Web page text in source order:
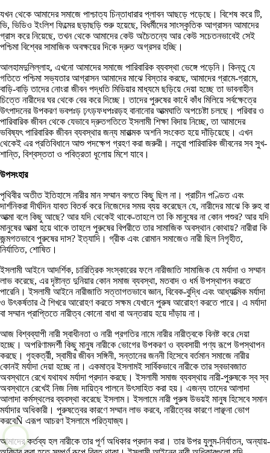
যখন থেকে আমাদের সমাজে পাশ্চাত্য চিন্তাধারার প্লাবন আছড়ে পড়েছে। বিশেষ করে টি,
ভি, ভিডিও ইংলিশ ফিল্মের ছড়াছড়ি শুরু হয়েছে, বিধর্মীদের সাংস্কৃতিক আগ্রাসন আমাদের
গ্রাস করে নিয়েছে, তখন থেকে আমাদের কেউ অচৈতন্যে আর কেউ সচেতনভাবেই সেই
পশ্চিমা বিশ্বের সামাজিক অবক্ষয়ের দিকে দ্রুত অগ্রসর হচ্ছি।
আলহামদুলিল্লাহ, এখনো আমাদের সমাজে পারিবারিক ব্যবস্থা ভেঙ্গে পড়েনি। কিন্তু যে
গতিতে পশ্চিমা সভ্যতার আগ্রাসন আমাদের মাঝে বিস্তার করছে, আমাদের গ্রামে-গ্রামে,
বাড়ি-বাড়ি তাদের নোংরা জীবন পদ্ধতি মিডিয়ার মাধ্যমে ছড়িয়ে দেয়া হচ্ছে তা ভাবনাহীন
চিত্তে নারীদের ঘর থেকে বের করে দিচ্ছে। তাদের পুরুষের কাধেঁ কাঁধ মিলিয়ে সর্বক্ষেত্রে
উৎপাদনের উপকরণ ভবপঃড় ঢ়ৎড়ফধপঃরড়হ বানানোর আত্মঘাতি অপচেষ্টা চলছে। পরিবার ও
পারিবারিক জীবন থেকে যেভাবে দ্রুতগতিতে ইসলামী শিক্ষা বিদায় নিচ্ছে, তা আমাদের
ভবিষ্যৎ পারিবারিক জীবন ব্যবস্থার জন্য মারাত্মক অশনি সংকেত হয়ে দাঁড়িয়েছে। এখন
থেকেই এর প্রতিবিধানে আশু পদক্ষেপ গ্রহণ করা জরুরী। নতুবা পারিবারিক জীবনের সব সুখ-
শান্তি, বিশ্বস্ততা ও পবিত্রতা ধূলোয় মিশে যাবে।
উপসংহার
পৃথিবীর অতীত ইতিহাসে নারীর মান সম্মান বলতে কিছু ছিল না। প্রাচীন পণ্ডিত এবং
দার্শনিকরা দীর্ঘদিন যাবত বিতর্ক করে নিজেদের সময় ব্যয় করেছেন যে, নারীদের মাঝে কি রুহ বা
আত্মা বলে কিছু আছে? আর যদি থেকেই থাকে-তাহলে তা কি মানুষের না কোন পশুর? আর যদি
মানুষের আত্মা হয়ে থাকে তাহলে পুরুষের বিপরীতে তার সামাজিক অবস্থান কোথায়? নারীরা কি
জন্মগতভাবে পুরুষের দাস? ইত্যাদি। গ্রীক এবং রোমান সমাজেও নারী ছিল নিগৃহীত,
নির্যাতিত, শোষিত।
ইসলামী আইনে আদর্শিক, চারিত্রিক সংস্কারের ফলে নারীজাতি সামাজিক যে মর্যাদা ও সম্মান
লাভ করেছে, এর দৃষ্টান্ত দুনিয়ার কোন সমাজ ব্যবস্থা, মতবাদ ও ধর্ম উপস্থাপন করতে
পারেনি। ইসলামী আইনে নারীজাতি সত্তাগতভাবে জ্ঞান, বিবেক-বুদ্ধি এবং আধ্যাত্মিক মর্যাদা
ও উৎকর্ষতার ঐ শিখরে আরোহণ করতে সক্ষম যেখানে পুরুষ আরোহণ করতে পারে। এ মর্যাদা
বা সম্মান প্রাপ্তিতে নারীত্ব কোনো বাধা বা অন্তরায় হয়ে দাঁড়ায় না।
আজ বিশ্বব্যাপী নারী স্বাধীনতা ও নারী প্রগতির নামে নারীর নারীত্বকে বিনষ্ট করে দেয়া
হচ্ছে। অপরিণামদর্শী কিছু মানুষ নারীকে ভোগের উপকরণ ও ব্যবসায়ী পণ্য রূপে উপস্থাপন
করছে। গৃহকর্ত্রী, স্বামীর জীবন সঙ্গিনী, সন্তানের জননী হিসেবে বর্তমান সমাজে নারীর
কোনই মর্যাদা দেয়া হচ্ছে না। একমাত্র ইসলামই সার্বিকভাবে নারীকে তার স্বভাবজাত
অবস্থানে রেখে যথাযথ মর্যাদা প্রদান করছে। ইসলামী সমাজ ব্যবস্থায় নারী-পুরুষকে স্ব স্ব
অবস্থানে রেখেই নিজ নিজ দায়িত্ব পালনে উৎসাহিত করা হয়। এজন্য তাদের আলাদা
আলাদা কর্মস্থলের ব্যবস্থা করেছে ইসলাম। ইসলামে নারী পুরুষ উভয়ই মানুষ হিসেবে সমান
মর্যাদার অধিকারী। পুরুষত্বের কারণে সম্মান লাভ করবে, নারীত্বের কারণে লাঞ্ছনা ভোগ
করবেÑ এরূপ আচরণ ইসলামে পরিত্যাজ্য।
আমাদের কর্তব্য হল নারীকে তার পূর্ণ অধিকার প্রদান করা। তার উপর যুলুম-নির্যাতন, অন্যায়-